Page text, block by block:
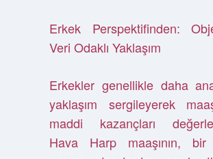
Erkek Perspektifinden:
Veri Odaklı Yaklaşım
Erkekler genellikle daha
yaklaşım sergileyerek
maddi kazançları
Hava Harp maaşının, bir